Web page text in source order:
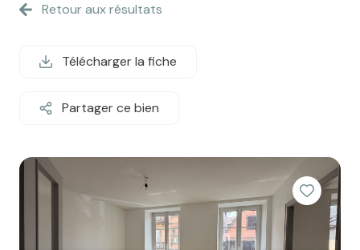
immobilier
gestion
bien
contact
Retour aux résultats
Télécharger la fiche
Partager ce bien